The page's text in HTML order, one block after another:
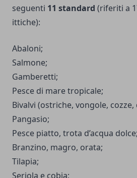
seguenti 11 standard (riferiti a
ittiche):
Abaloni;
Salmone;
Gamberetti;
Pesce di mare tropicale;
Bivalvi (ostriche, vongole, cozze,
Pangasio;
Pesce piatto, trota d’acqua dolce;
Branzino, magro, orata;
Tilapia;
Seriola e cobia;